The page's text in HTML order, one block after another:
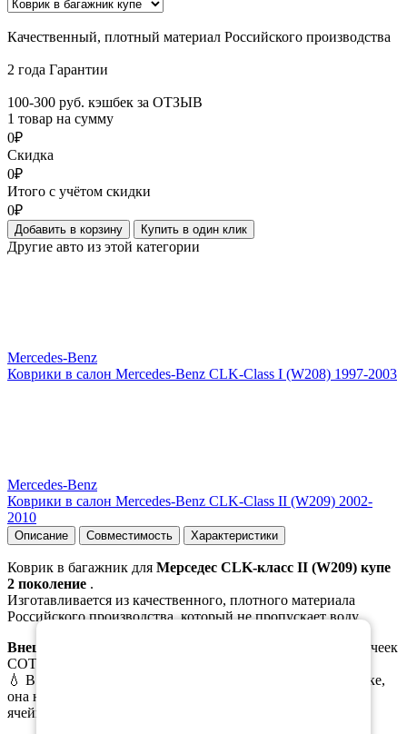
Качественный, плотный материал Российского производства
2 года Гарантии
100-300 руб. кэшбек за ОТЗЫВ
1 товар на сумму
0₽
Скидка
0₽
Итого с учётом скидки
0₽
Добавить в корзину Купить в один клик
Другие авто из этой категории
Mercedes-Benz
Коврики в салон Mercedes-Benz CLK-Class I (W208) 1997-2003
Mercedes-Benz
Коврики в салон Mercedes-Benz CLK-Class II (W209) 2002-
2010
Описание Совместимость Характеристики
Коврик в багажник для Мерседес CLK-класс II (W209) купе
2 поколение .
Изготавливается из качественного, плотного материала
Российского производства, который не пропускает воду.
Внешняя часть
коврика выполена в виде ромбовидных ячеек
СОТЫ/РОМБ.
💧 В случае пролива масла или иной жидкости в багажнике,
она не растекается по всему коврику, а задерживается в
ячейках.